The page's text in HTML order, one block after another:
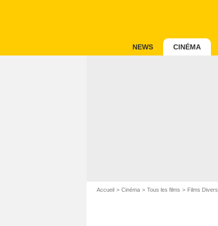
NEWS CINÉMA
Accueil Cinéma Tous les films Films Divers